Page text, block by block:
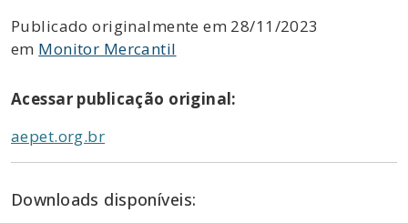
Publicado originalmente em 28/11/2023
em Monitor Mercantil
Acessar publicação original:
aepet.org.br
Downloads disponíveis: